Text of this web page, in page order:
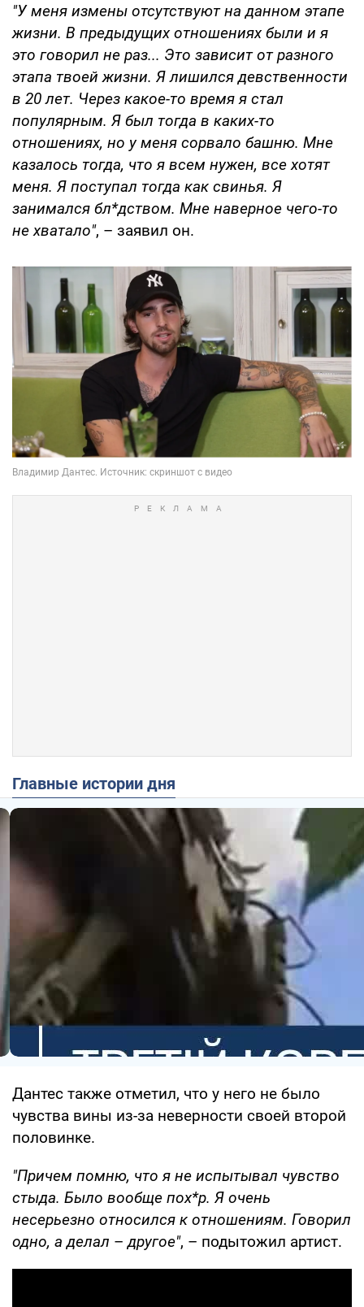
"У меня измены отсутствуют на данном этапе
жизни. В предыдущих отношениях были и я
это говорил не раз... Это зависит от разного
этапа твоей жизни. Я лишился девственности
в 20 лет. Через какое-то время я стал
популярным. Я был тогда в каких-то
отношениях, но у меня сорвало башню. Мне
казалось тогда, что я всем нужен, все хотят
меня. Я поступал тогда как свинья. Я
занимался бл*дством. Мне наверное чего-то
не хватало", – заявил он.
Главные истории дня
Дантес также отметил, что у него не было
чувства вины из-за неверности своей второй
половинке.
"Причем помню, что я не испытывал чувство
стыда. Было вообще пох*р. Я очень
несерьезно относился к отношениям. Говорил
одно, а делал –другое", – подытожил артист.